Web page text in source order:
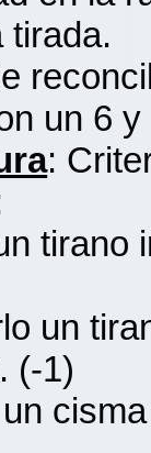
tirada.
un 6
:
tirano
un
(-1)